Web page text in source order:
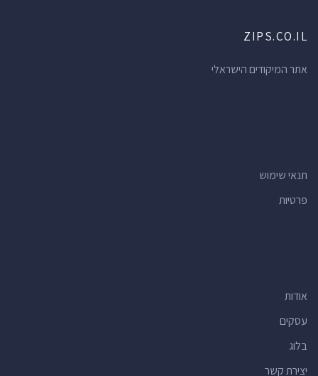
ZIPS.CO.IL
אתר המיקודים הישראלי
תנאי שימוש
פרטיות
אודות
עסקים
בלוג
יצירת קשר